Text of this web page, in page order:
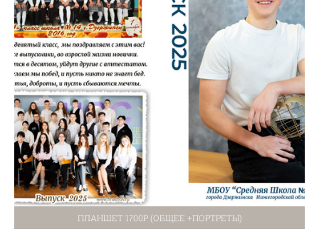
ПЛАНШЕТ 1700Р (ОБЩЕЕ +ПОРТРЕТЫ)